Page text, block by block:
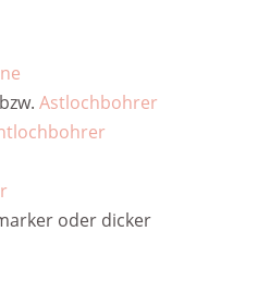
bzw. Astlochbohrer
oder dicker